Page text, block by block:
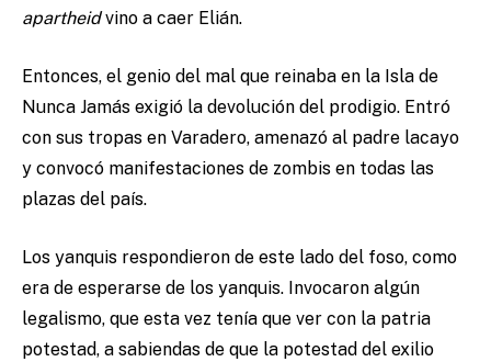
apartheidvino a caer Elián.
Entonces, el genio del mal que reinaba en la Isla de
Nunca Jamás exigió la devolución del prodigio. Entró
con sus tropas en Varadero, amenazó al padre lacayo
y convocó manifestaciones de zombis en todas las
plazas del país.
Los yanquis respondieron de este lado del foso, como
era de esperarse de los yanquis. Invocaron algún
legalismo, que esta vez tenía que ver con la patria
potestad, a sabiendas de que la potestad del exilio